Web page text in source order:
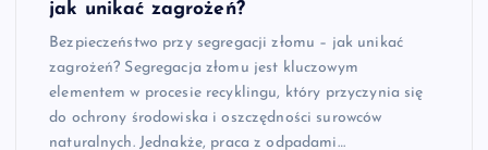
jak unikać zagrożeń?
Bezpieczeństwo przy segregacji złomu – jak unikać
zagrożeń? Segregacja złomu jest kluczowym
elementem w procesie recyklingu, który przyczynia się
do ochrony środowiska i oszczędności surowców
naturalnych. Jednakże, praca z odpadami…